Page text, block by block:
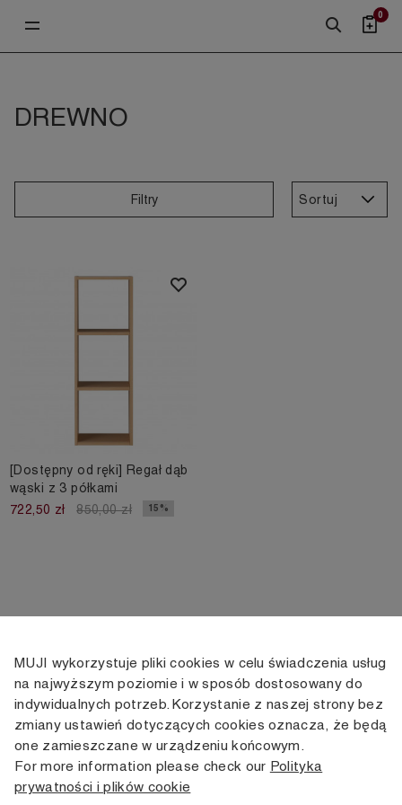
0
DREWNO
Filtry Sortuj
[Dostępny od ręki] Regał dąb
wąski z 3 półkami
722,50 zł
850,00 zł 15%
KONTAKT
+48 505 166 958
zamowienia@muji.com.pl
Infolinia czynna
od poniedziałku do piątku
KONTO
Moje konto
Historia
INFORMACJE
Dostawa
Regulamin
MUJI wykorzystuje pliki cookies w celu świadczenia usług
na najwyższym poziomie i w sposób dostosowany do
indywidualnych potrzeb. Korzystanie z naszej strony bez
zmiany ustawień dotyczących cookies oznacza, że będą
one zamieszczane w urządzeniu końcowym.
For more information please check our Polityka
prywatności i plików cookie